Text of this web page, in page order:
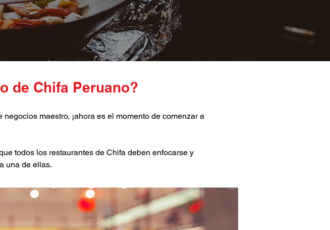
de Chifa Peruano?
maestro, ¡ahora es el momento de comenzar a
todos los restaurantes de Chifa deben enfocarse y
una de ellas.